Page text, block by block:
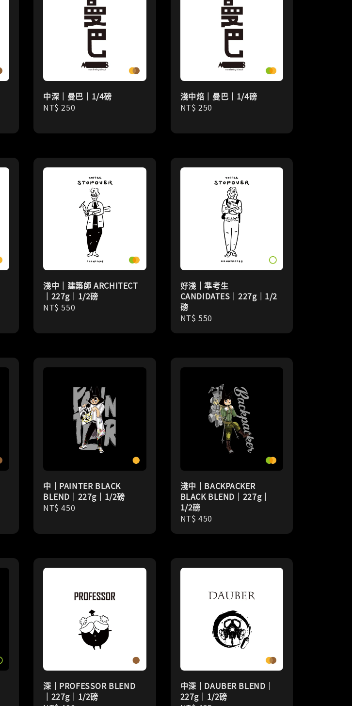
中深｜曼巴｜1/4磅
Regular
NT$ 250
淺中焙｜曼巴｜1/4磅
Regular
NT$ 250
淺中｜建築師 ARCHITECT
｜227g｜1/2磅
Regular
NT$ 550
好淺｜準考生
CANDIDATES｜227g｜1/2
磅
Regular
NT$ 550
中｜PAINTER BLACK
BLEND｜227g｜1/2磅
Regular
NT$ 450
淺中｜BACKPACKER
BLACK BLEND｜227g｜
1/2磅
Regular
NT$ 450
深｜PROFESSOR BLEND
｜227g｜1/2磅
中深｜DAUBER BLEND｜
227g｜1/2磅